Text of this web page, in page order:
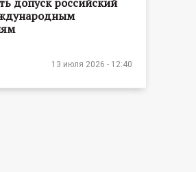
13 июля 2026 - 12:40